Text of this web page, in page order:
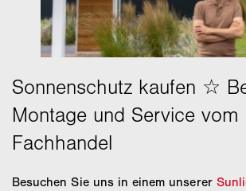
Besuchen Sie uns in einem unserer